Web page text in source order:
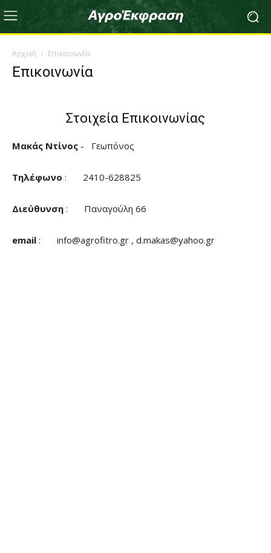
Αρχική Επικοινωνία
Επικοινωνία
Στοιχεία Επικοινωνίας
Μακάς Ντίνος - Γεωπόνος
Τηλέφωνο : 2410-628825
Διεύθυνση : Παναγούλη 66
email : info@agrofitro.gr , d.makas@yahoo.gr